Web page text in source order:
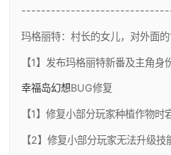
玛格丽特：村长的女儿，对外面
【1】发布玛格丽特新番及主角身
幸福岛幻想BUG修复
【1】修复小部分玩家种植作物时
【2】修复小部分玩家无法升级技